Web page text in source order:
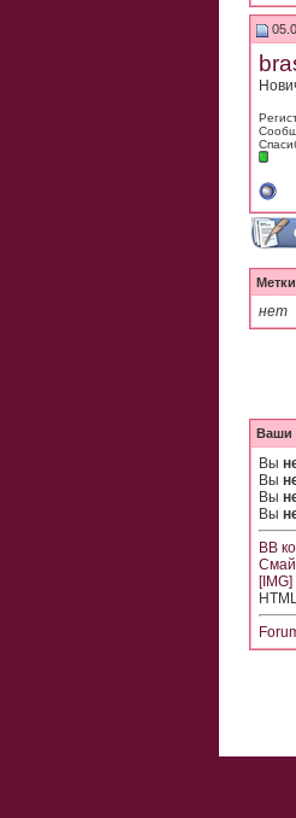
Метки
нет
Ваши
Вы
Вы
Вы
Вы
BB
[IMG]